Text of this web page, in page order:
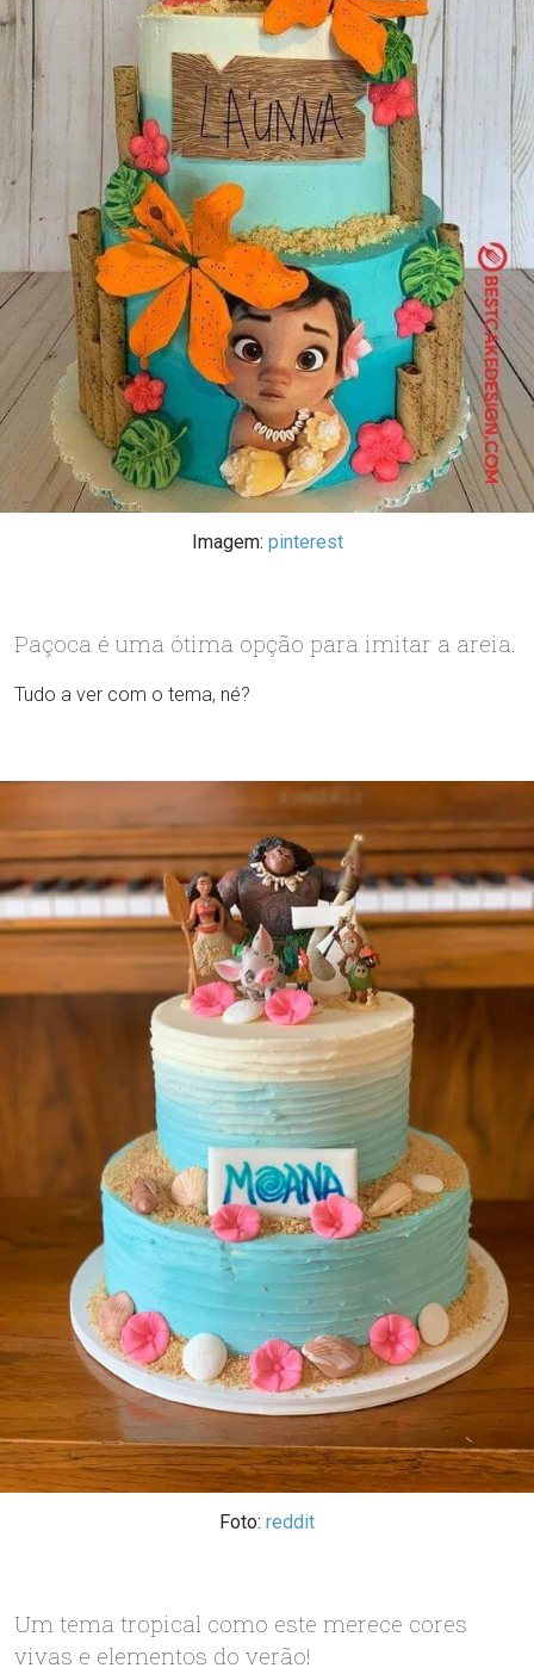
Imagem: pinterest
Paçoca é uma ótima opção para imitar a areia.
Tudo a ver com o tema, né?
Foto: reddit
Um tema tropical como este merece cores
vivas e elementos do verão!